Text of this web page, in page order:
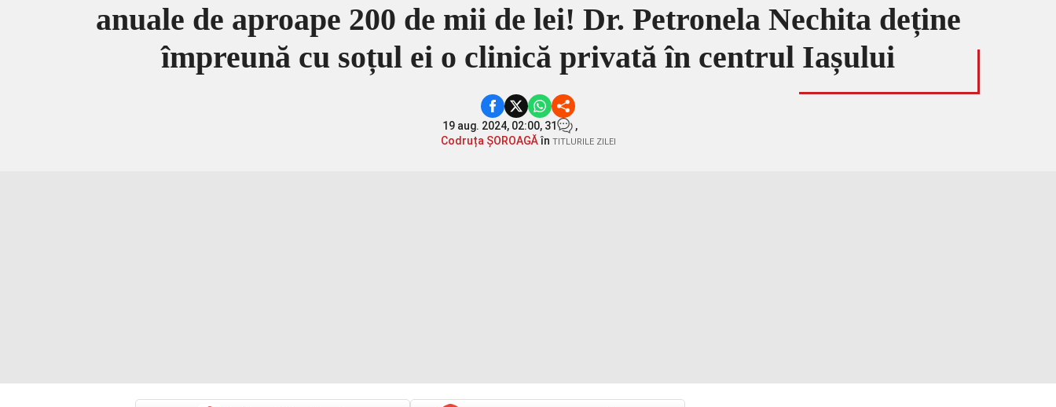
anuale de aproape 200 de mii de lei! Dr. Petronela Nechita deține
împreună cu soțul ei o clinică privată în centrul Iașului
19 aug. 2024, 02:00, 31
,
Codruța ȘOROAGĂîn TITLURILE ZILEI